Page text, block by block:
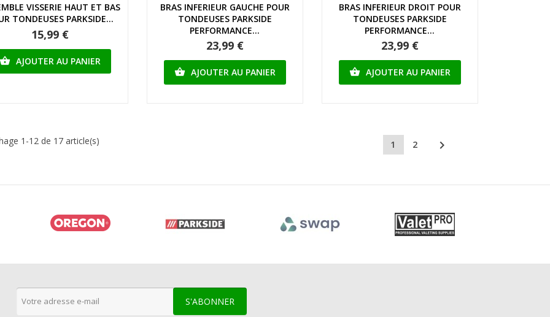
VISSERIE HAUT ET BAS
TONDEUSES PARKSIDE...
15,99 €
 AJOUTER AU PANIER
BRAS INFERIEUR GAUCHE POUR
TONDEUSES PARKSIDE
PERFORMANCE...
23,99 €
 AJOUTER AU PANIER
BRAS INFERIEUR DROIT POUR
TONDEUSES PARKSIDE
PERFORMANCE...
23,99 €
 AJOUTER AU PANIER
1-12 de 17 article(s) 1 2 